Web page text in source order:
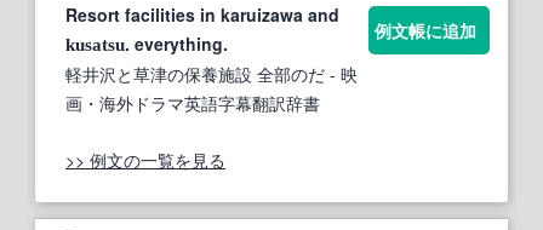
Resort facilities in karuizawa and
kusatsu. everything.
軽井沢と草津の保養施設 全部のだ - 映
画・海外ドラマ英語字幕翻訳辞書
例文帳に追加
>> 例文の一覧を見る